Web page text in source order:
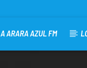
A ARARA AZUL FM